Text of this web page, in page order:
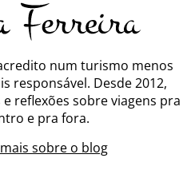
num turismo menos
responsável. Desde 2012,
reflexões sobre viagens pra
e pra fora.
sobre o blog